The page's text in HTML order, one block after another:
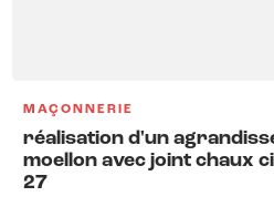
MAÇONNERIE
réalisation d'un
moellon avec joint chaux
27